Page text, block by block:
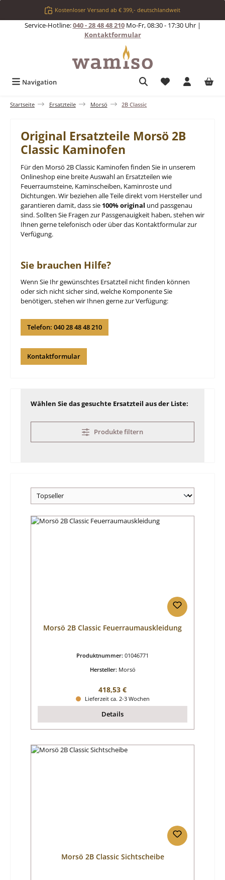
Zum Hauptinhalt springenKostenloser Versand ab € 399,- deutschlandweit
Service-Hotline:040 - 28 48 48 210Mo-Fr, 08:30 - 17:30 Uhr |
Kontaktformular
Navigation Du hast 0
Startseite Ersatzteile Morsö 2B Classic
Original Ersatzteile Morsö 2B
Classic Kaminofen
Für den Morsö 2B Classic Kaminofen finden Sie in unserem
Onlineshop eine breite Auswahl an Ersatzteilen wie
Feuerraumsteine, Kaminscheiben, Kaminroste und
Dichtungen. Wir beziehen alle Teile direkt vom Hersteller und
garantieren damit, dass sie 100% original und passgenau
sind. Sollten Sie Fragen zur Passgenauigkeit haben, stehen wir
Ihnen gerne telefonisch oder über das Kontaktformular zur
Verfügung.
Sie brauchen Hilfe?
Wenn Sie Ihr gewünschtes Ersatzteil nicht finden können
oder sich nicht sicher sind, welche Komponente Sie
benötigen, stehen wir Ihnen gerne zur Verfügung:
Telefon: 040 28 48 48 210
Kontaktformular
Wählen Sie das gesuchte Ersatzteil aus der Liste:
Produkte filtern
Morsö 2B Classic Feuerraumauskleidung
Produktnummer: 01046771
Hersteller: Morsö
Regulärer Preis:
418,53 €
Lieferzeit ca. 2-3 Wochen
Details
Morsö 2B Classic Sichtscheibe